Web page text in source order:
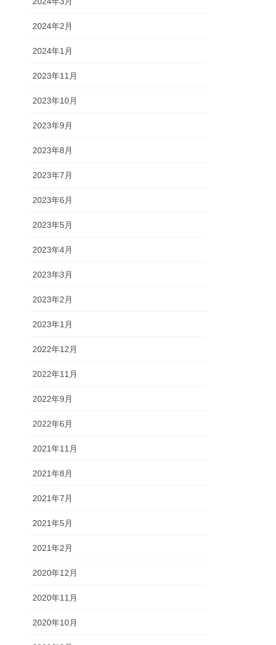
2024年2月
2024年1月
2023年11月
2023年10月
2023年9月
2023年8月
2023年7月
2023年6月
2023年5月
2023年4月
2023年3月
2023年2月
2023年1月
2022年12月
2022年11月
2022年9月
2022年6月
2021年11月
2021年8月
2021年7月
2021年5月
2021年2月
2020年12月
2020年11月
2020年10月